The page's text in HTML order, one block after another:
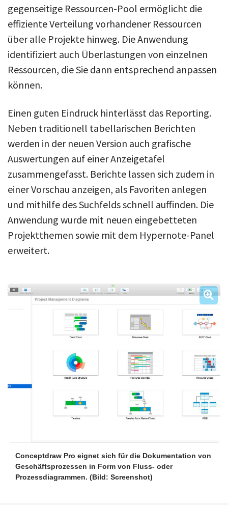
gegenseitige Ressourcen-Pool ermöglicht die
effiziente Verteilung vorhandener Ressourcen
über alle Projekte hinweg. Die Anwendung
identifiziert auch Überlastungen von einzelnen
Ressourcen, die Sie dann entsprechend anpassen
können.
Einen guten Eindruck hinterlässt das Reporting.
Neben traditionell tabellarischen Berichten
werden in der neuen Version auch grafische
Auswertungen auf einer Anzeigetafel
zusammengefasst. Berichte lassen sich zudem in
einer Vorschau anzeigen, als Favoriten anlegen
und mithilfe des Suchfelds schnell auffinden. Die
Anwendung wurde mit neuen eingebetteten
Projektthemen sowie mit dem Hypernote-Panel
erweitert.
Conceptdraw Pro eignet sich für die Dokumentation von
Geschäftsprozessen in Form von Fluss- oder
Prozessdiagrammen. (Bild: Screenshot)